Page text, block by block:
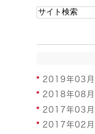
2019年03月
2018年08月
2017年03月
2017年02月